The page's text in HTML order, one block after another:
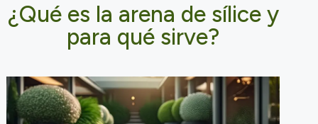
¿Qué es la arena de sílice y
para qué sirve?